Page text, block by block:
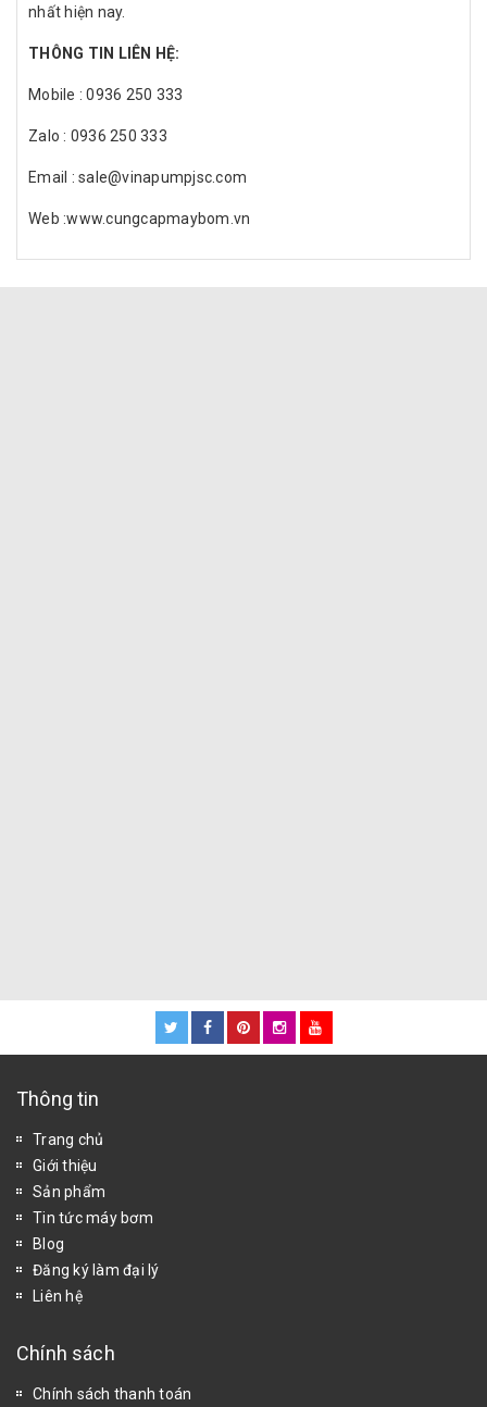
nhất hiện nay.
THÔNG TIN LIÊN HỆ:
Mobile : 0936 250 333
Zalo : 0936 250 333
Email : sale@vinapumpjsc.com
Web :www.cungcapmaybom.vn
Thông tin
Trang chủ
Giới thiệu
Sản phẩm
Tin tức máy bơm
Blog
Đăng ký làm đại lý
Liên hệ
Chính sách
Chính sách thanh toán